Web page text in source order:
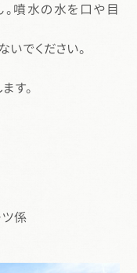
噴水の水を口や目
でください。
す。
係